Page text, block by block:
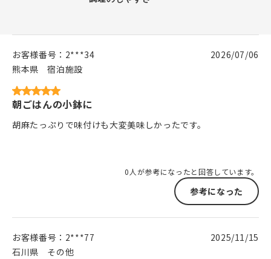
お客様番号： 2***34
熊本県
宿泊施設
2026/07/06
朝ごはんの小鉢に
胡麻たっぷりで味付けも大変美味しかったです。
0人が参考になったと回答しています。
参考になった
お客様番号： 2***77
石川県
その他
2025/11/15